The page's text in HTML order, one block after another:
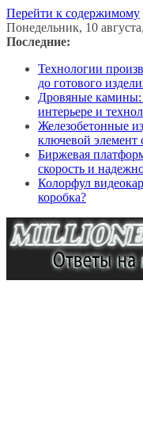
Перейти к содержимому
Понедельник, 10
Последние:
Технологии
до готового
Дровяные камины:
интерьере и
Железобетонные
ключевой элемент
Биржевая
скорость и
Колорфул
коробка?